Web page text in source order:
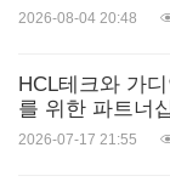
2026-08-04 20:48
HCL테크와 가
를 위한 파트너
2026-07-17 21:55